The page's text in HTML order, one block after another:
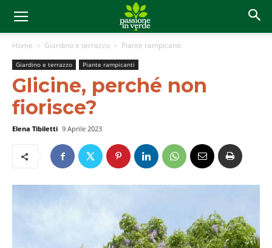
Home Giardino e terrazzo Piante rampicanti
Giardino e terrazzo Piante rampicanti
Glicine, perché non
fiorisce?
Elena Tibiletti 9 Aprile 2023